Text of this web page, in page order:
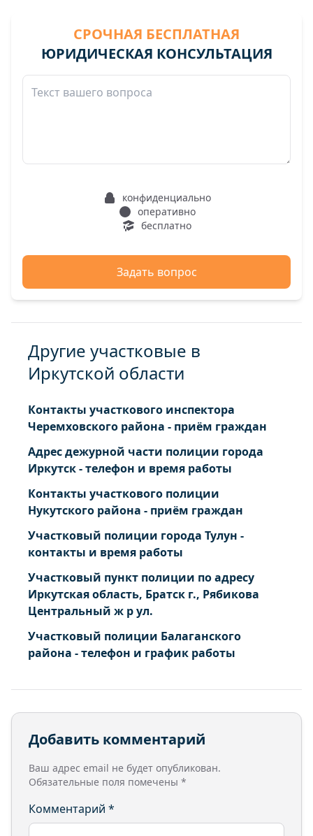
СРОЧНАЯ БЕСПЛАТНАЯ
ЮРИДИЧЕСКАЯ КОНСУЛЬТАЦИЯ
конфиденциально
оперативно
бесплатно
Задать вопрос
Другие участковые в
Иркутской области
Контакты участкового инспектора
Черемховского района - приём граждан
Адрес дежурной части полиции города
Иркутск - телефон и время работы
Контакты участкового полиции
Нукутского района - приём граждан
Участковый полиции города Тулун -
контакты и время работы
Участковый пункт полиции по адресу
Иркутская область, Братск г., Рябикова
Центральный ж р ул.
Участковый полиции Балаганского
района - телефон и график работы
Добавить комментарий
Ваш адрес email не будет опубликован.
Обязательные поля помечены *
Комментарий *